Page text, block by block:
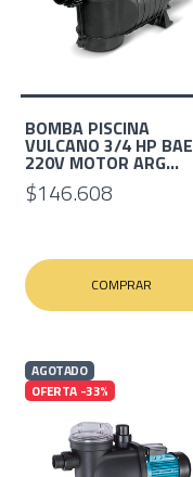
BOMBA PISCINA
VULCANO 3/4 HP BAE
220V MOTOR ARG...
$146.608
COMPRAR
AGOTADO
OFERTA -33%